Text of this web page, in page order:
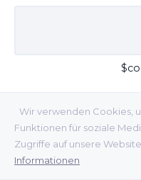
Wir verwenden Cookies,
Funktionen für soziale
Zugriffe auf unsere
Informationen